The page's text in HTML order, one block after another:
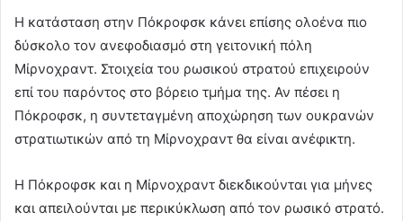
Η κατάσταση στην Πόκροφσκ κάνει επίσης ολοένα πιο
δύσκολο τον ανεφοδιασμό στη γειτονική πόλη
Μίρνοχραντ. Στοιχεία του ρωσικού στρατού επιχειρούν
επί του παρόντος στο βόρειο τμήμα της. Αν πέσει η
Πόκροφσκ, η συντεταγμένη αποχώρηση των ουκρανών
στρατιωτικών από τη Μίρνοχραντ θα είναι ανέφικτη.
Η Πόκροφσκ και η Μίρνοχραντ διεκδικούνται για μήνες
και απειλούνται με περικύκλωση από τον ρωσικό στρατό.